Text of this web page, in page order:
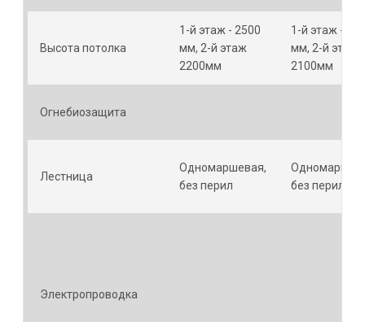
Высота потолка
1-й этаж - 2500
мм, 2-й этаж
2200мм
1-й этаж -
мм, 2-й этаж
2100мм
Огнебиозащита
Лестница
Одномаршевая,
без перил
без перил
Электропроводка